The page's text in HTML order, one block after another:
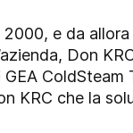
e da
Don
ColdSteam
KRC che la